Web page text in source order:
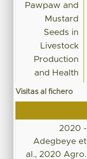
Pawpaw and
Mustard
Seeds in
Livestock
Production
and Health
Visitas al fichero
2020 -
Adegbeye et
al., 2020 Agro.